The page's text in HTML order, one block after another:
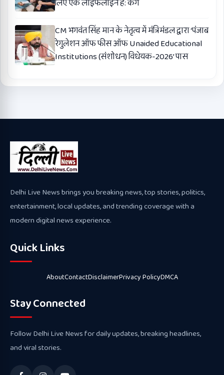
लिए एक लाइफलाइन है: कंग
CM भगवंत सिंह मान के नेतृत्व में मंत्रिमंडल द्वारा ‘पंजाब
रेगुलेशन ऑफ फीस ऑफ Unaided Educational
Institutions (संशोधन) विधेयक-2026’ पास
Delhi Live News brings you breaking news, top stories, politics,
entertainment, local updates, and trending coverage with a
modern digital news experience.
Quick Links
AboutContactDisclaimerPrivacy PolicyDMCA
Stay Connected
Follow Delhi Live News for daily updates, breaking headlines,
and viral stories.